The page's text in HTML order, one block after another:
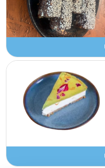
Postres y dulces 3